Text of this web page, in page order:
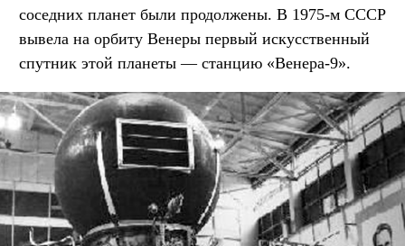
соседних планет были продолжены. В 1975-м СССР
вывела на орбиту Венеры первый искусственный
спутник этой планеты — станцию «Венера-9».